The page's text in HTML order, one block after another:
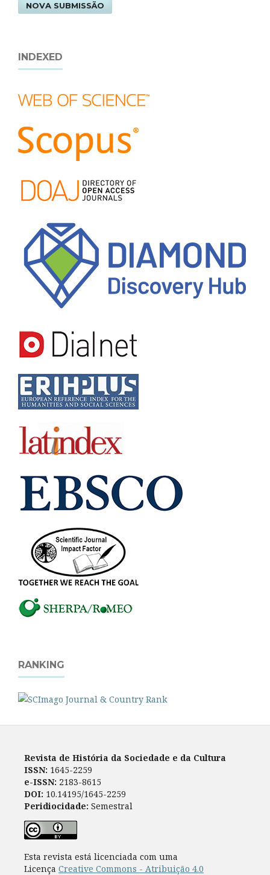
NOVA SUBMISSÃO
INDEXED
RANKING
Revista de História da Sociedade e da Cultura
ISSN: 1645-2259
e-ISSN: 2183-8615
DOI: 10.14195/1645-2259
Peridiocidade: Semestral
Esta revista está licenciada com uma
Licença Creative Commons - Atribuição 4.0